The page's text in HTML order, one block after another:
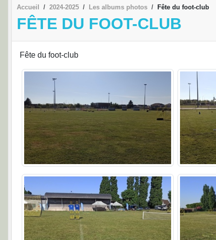
Accueil 2024-2025 Les albums photos Fête du foot-club
FÊTE DU FOOT-CLUB
Fête du foot-club